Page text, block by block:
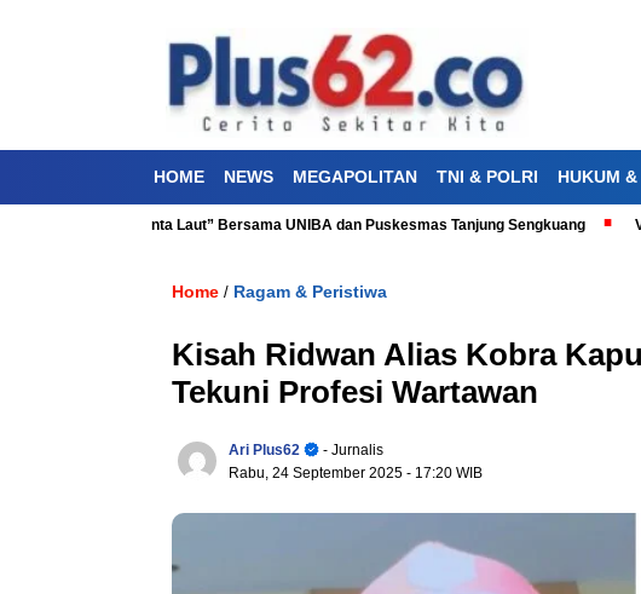
HOME NEWS MEGAPOLITAN TNI & POLRI HUKUM
“Aku Cinta Laut” Bersama UNIBA dan Puskesmas Tanjung Sengkuang Viral!
Home / Ragam & Peristiwa
Kisah Ridwan Alias Kobra
Tekuni Profesi Wartawan
Ari Plus62
- Jurnalis
Rabu, 24 September 2025 - 17:20 WIB